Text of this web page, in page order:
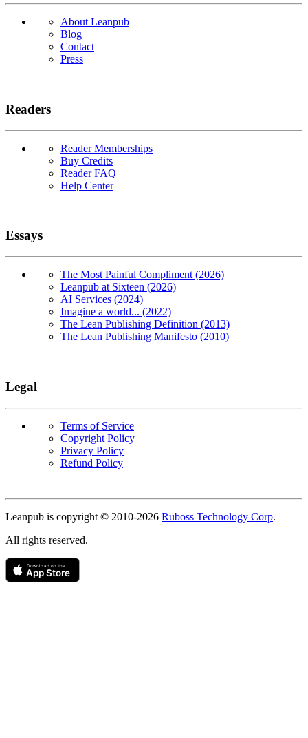
About Leanpub
Blog
Contact
Press
Readers
Reader Memberships
Buy Credits
Reader FAQ
Help Center
Essays
The Most Painful Compliment (2026)
Leanpub at Sixteen (2026)
AI Services (2024)
Imagine a world... (2022)
The Lean Publishing Definition (2013)
The Lean Publishing Manifesto (2010)
Legal
Terms of Service
Copyright Policy
Privacy Policy
Refund Policy
Copyright
Leanpub is copyright © 2010-2026 Ruboss Technology Corp.
All rights reserved.